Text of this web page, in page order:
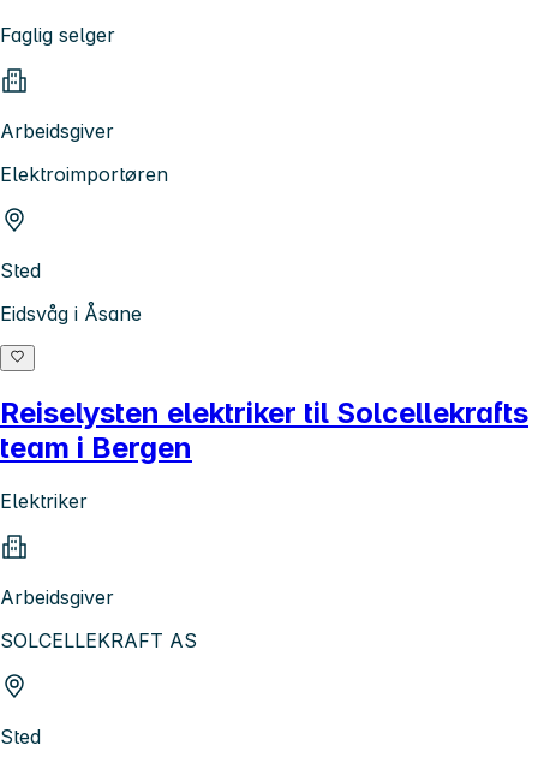
Faglig selger
Arbeidsgiver
Elektroimportøren
Sted
Eidsvåg i Åsane
Reiselysten elektriker til Solcellekrafts
team i Bergen
Elektriker
Arbeidsgiver
SOLCELLEKRAFT AS
Sted